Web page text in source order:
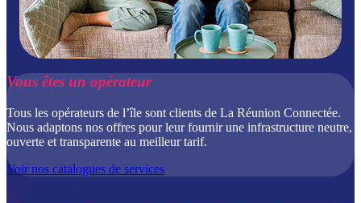
Vous êtes un opérateur
Tous les opérateurs de l’île sont clients de La Réunion Connectée.
Nous adaptons nos offres pour leur fournir une infrastructure neutre,
ouverte et transparente au meilleur tarif.
Voir nos catalogues de services